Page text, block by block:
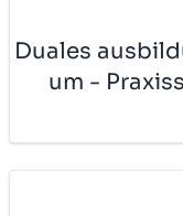
Du­a­les
um -